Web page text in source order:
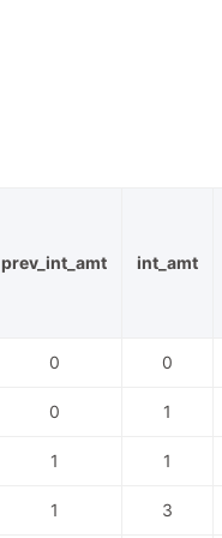
prev_int_amt int_amt
0 0
0 1
1 1
1 3